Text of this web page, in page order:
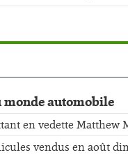
monde automobile
en vedette Matthew
vendus en août